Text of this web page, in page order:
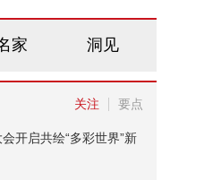
家 洞见
关注 要点
开启共绘“多彩世界”新